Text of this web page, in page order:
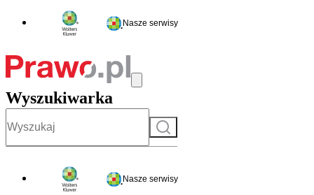
Nasze serwisy
Wyszukiwarka
Szukaj
Nasze serwisy